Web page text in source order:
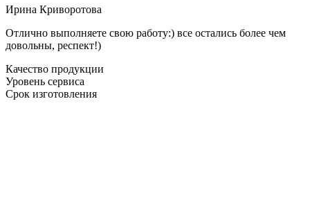
Ирина Криворотова
Отлично выполняете свою работу:) все остались более чем
довольны, респект!)
Качество продукции
Уровень сервиса
Срок изготовления